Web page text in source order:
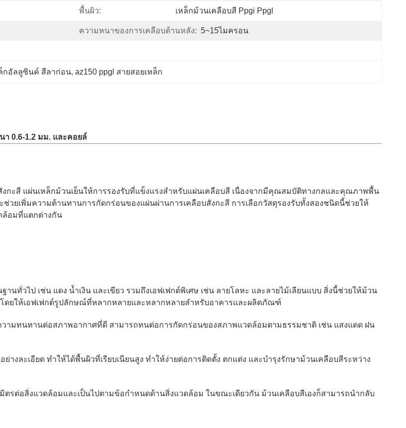
พื้นผิว: เหล็กม้วนเคลือบสี Ppgi Ppgl
ความหนาของการเคลือบด้านหลัง: 5~15ไมครอน
กอัลลูซินค์ สีลาก่อน, az150 ppgl สายสอยเหล็ก
า 0.6-1.2 มม. และคอยล์
กะสี แผ่นเหล็กม้วนเย็นให้การรองรับที่แข็งแรงสำหรับแผ่นเคลือบสี เนื่องจากมีคุณสมบัติทางกลและคุณภาพพื้น
วยเพิ่มความต้านทานการกัดกร่อนของแผ่นผ่านการเคลือบสังกะสี การเลือกวัสดุรองรับทั้งสองชนิดนี้ช่วยให้
ล้อมที่แตกต่างกัน
ทั่วไป เช่น แดง น้ำเงิน และเขียว รวมถึงเอฟเฟกต์พิเศษ เช่น ลายโลหะ และลายไม้เลียนแบบ สิ่งนี้ช่วยให้ม้วน
ดยให้เอฟเฟกต์รูปลักษณ์ที่หลากหลายและหลากหลายสำหรับอาคารและผลิตภัณฑ์
ามทนทานต่อสภาพอากาศที่ดี สามารถทนต่อการกัดกร่อนของสภาพแวดล้อมตามธรรมชาติ เช่น แสงแดด ฝน
างละเอียด ทำให้ได้พื้นผิวที่เรียบเนียนสูง ทำให้ง่ายต่อการติดตั้ง ตกแต่ง และบำรุงรักษาม้วนเคลือบสีระหว่าง
รต่อสิ่งแวดล้อมและเป็นไปตามข้อกำหนดด้านสิ่งแวดล้อม ในขณะเดียวกัน ม้วนเคลือบสีเองก็สามารถนำกลับ